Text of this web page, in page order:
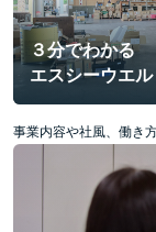
３分でわかる
エスシーウエル
事業内容や社風、働き